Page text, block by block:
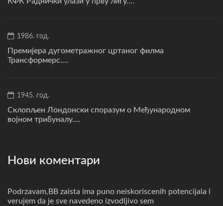
1986. год.
Премијера дугометражног цртаног филма
Трансформерс....
1945. год.
Склопљен Лондонски споразум о Међународном
војном трибуналу....
Нови коментари
Podrzavam,BB zaista ima puno neiskoriscenih potencijala i
verujem da je sve navedeno izvodljivo sem